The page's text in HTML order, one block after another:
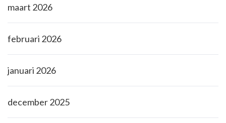
maart 2026
februari 2026
januari 2026
december 2025